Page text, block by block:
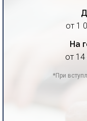
от 1
На
от
*При